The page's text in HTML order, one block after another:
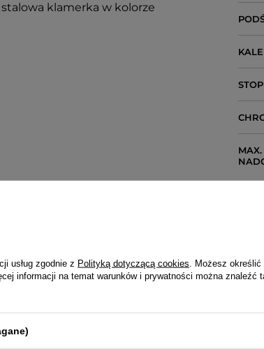
klamerka w kolorze
usług zgodnie z Polityką dotyczącą cookies . Możesz
informacji na temat warunków i prywatności można znaleźć